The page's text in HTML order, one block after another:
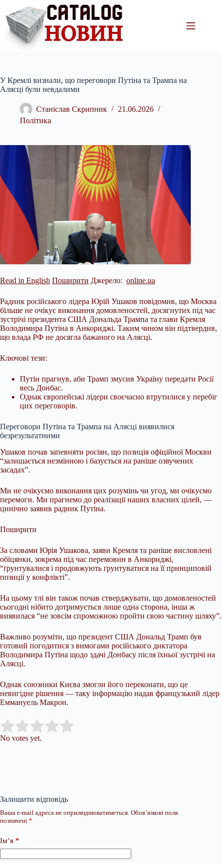
вмісту
У Кремлі визнали, що переговори Путіна та Трампа на
Алясці були невдалими
Станіслав Скрипник
21.06.2026
Політика
Read in English Поширити Джерело: online.ua
Радник російського лідера Юрій Ушаков повідомив, що Москва
більше не очікує виконання домовленостей, досягнутих під час
зустрічі президента США Дональда Трампа та глави Кремля
Володимира Путіна в Анкориджі. Таким чином він підтвердив,
що влада РФ не досягла бажаного на Алясці.
Ключові тези:
Путін прагнув, аби Трамп змусив Україну передати Росії
весь Донбас.
Однак європейські лідери своєчасно втрутилися у перебіг
цих переговорів.
Переговори Путіна та Трампа на Алясці виявилися
безрезультатними
Ушаков почав запевняти росіян, що позиція офіційної Москви
“залишається незмінною і базується на раніше озвучених
засадах”.
Ми не очікуємо виконання цих розумінь чи угод, ми очікуємо
перемоги. Ми прагнемо до реалізації наших власних цілей, —
цинічно заявив радник Путіна.
Поширити
За словами Юрія Ушакова, заяви Кремля та раніше висловлені
обіцянки, зокрема під час перемовин в Анкориджі,
“ґрунтувалися і продовжують ґрунтуватися на її принциповій
позиції у конфлікті”.
На цьому тлі він також почав стверджувати, що домовленостей
сьогодні нібито дотримується лише одна сторона, інша ж
виявилася “не зовсім спроможною пройти свою частину шляху”.
Важливо розуміти, що президент США Дональд Трамп був
готовий погодитися з вимогами російського диктатора
Володимира Путіна щодо здачі Донбасу після їхньої зустрічі на
Алясці.
Однак союзники Києва змогли його переконати, що це
невигідне рішення — таку інформацію надав французький лідер
Еммануель Макрон.
Rate this item:
No votes yet.
Залишити відповідь
Ваша e-mail адреса не оприлюднюватиметься. Обов’язкові поля
позначені *
Ім’я *